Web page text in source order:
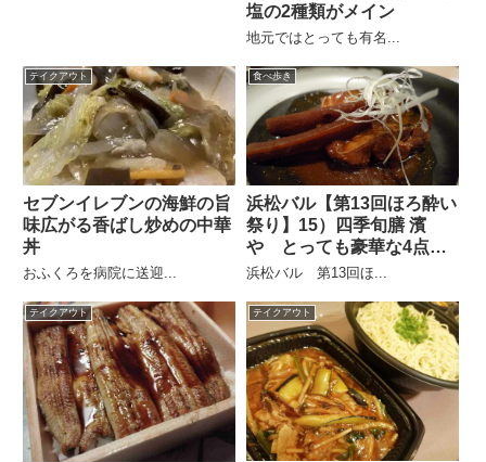
塩の2種類がメイン
地元ではとっても有名...
テイクアウト
セブンイレブンの海鮮の旨
味広がる香ばし炒めの中華
丼
おふくろを病院に送迎...
食べ歩き
浜松バル【第13回ほろ酔い
祭り】15）四季旬膳 濱
や とっても豪華な4点セ
ット
浜松バル 第13回ほ...
テイクアウト テイクアウト